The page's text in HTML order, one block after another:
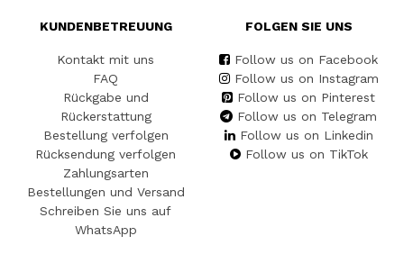
KUNDENBETREUUNG
Kontakt mit uns
FAQ
Rückgabe und
Rückerstattung
Bestellung verfolgen
Rücksendung verfolgen
Zahlungsarten
Bestellungen und Versand
Schreiben Sie uns auf
WhatsApp
FOLGEN SIE UNS
Follow us on Facebook
Follow us on Instagram
Follow us on Pinterest
Follow us on Telegram
Follow us on Linkedin
Follow us on TikTok